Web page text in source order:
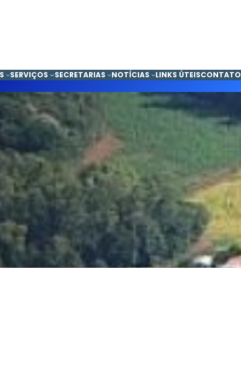
SERVIÇOS SECRETARIAS NOTÍCIAS LINKS ÚTEISCONTATO